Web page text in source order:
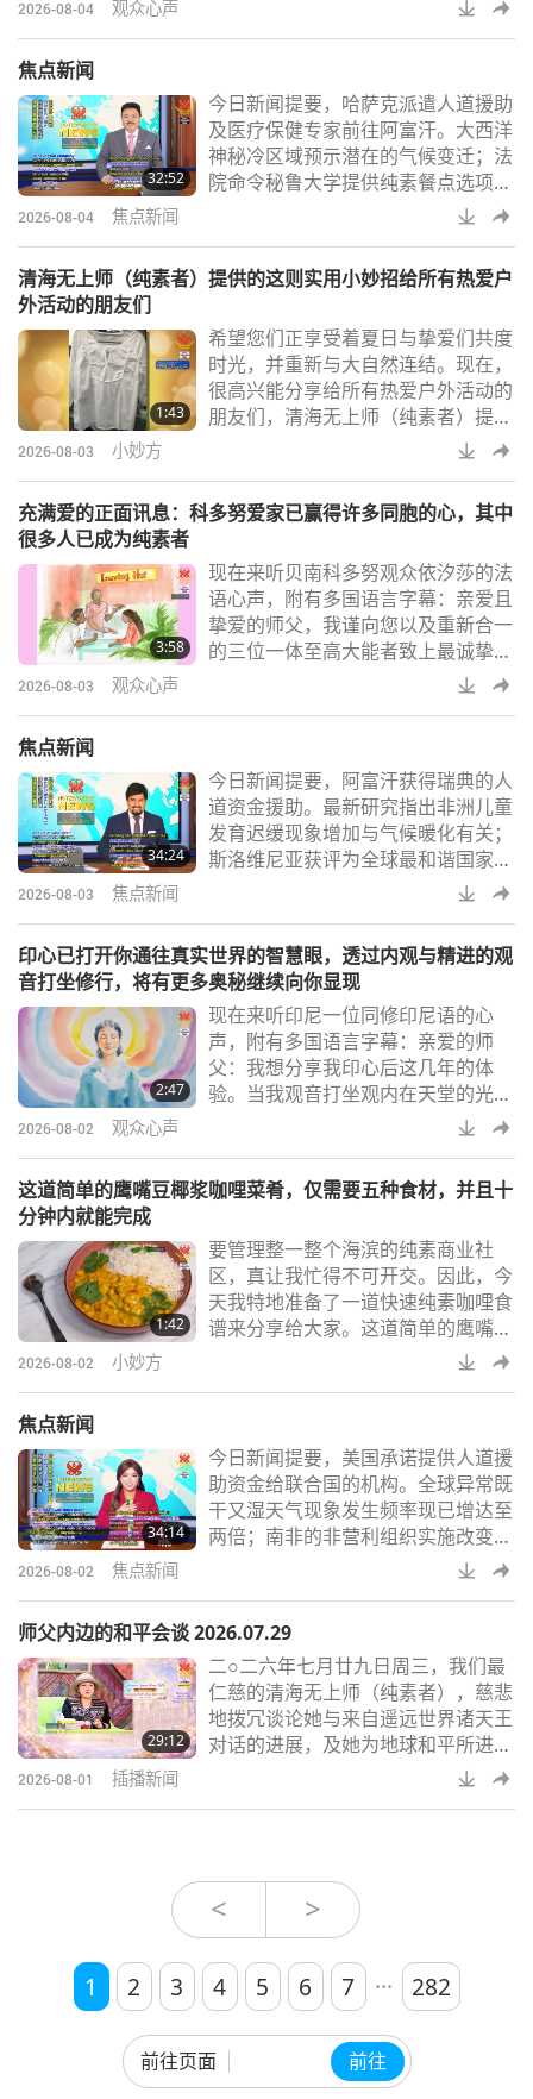
这篇叙述采用第三人称视角，因为故
事中的这位同修师姊仅是上帝恩典的
谦卑工具。她诚心祈祷，愿任何一丝
我执痕迹都能被彻底清除。在获得学
2026-08-04 观众心声
焦点新闻
32:52
今日新闻提要，哈萨克派遣人道援助
及医疗保健专家前往阿富汗。大西洋
神秘冷区域预示潜在的气候变迁；法
院命令秘鲁大学提供纯素餐点选项；
克罗埃西亚新设行动医疗站以服务偏
帮助视障人士；首座义大利城市加入
全球纯素倡议；暨纽西兰珍稀的长尾
方教您如何去除衣物上的防晒乳污
渍。首先，吸除布料上残留的防晒
乳。接着将去油的洗碗精直接涂抹在
污渍上。用手指或软毛
2026-08-04 焦点新闻
清海无上师（纯素者）提供的这则实用小妙招给所有热爱户
外活动的朋友们
1:43
希望您们正享受着夏日与挚爱们共度
时光，并重新与大自然连结。现在，
很高兴能分享给所有热爱户外活动的
朋友们，清海无上师（纯素者）提供
的这则实用小妙招：「可爱的天使
做许多准备。你们可能没太多时间准
备>这里提供一个小建议：如果你的
包，当你需要穿它时，却发现它皱巴
巴的，不适合在特别场合穿，而且帐
篷里也没有熨斗！！别惊慌，只需将
衬衫平铺在平坦
2026-08-03 小妙方
充满爱的正面讯息：科多努爱家已赢得许多同胞的心，其中
很多人已成为纯素者
3:58
现在来听贝南科多努观众依汐莎的法
语心声，附有多国语言字幕：亲爱且
挚爱的师父，我谨向您以及重新合一
的三位一体至高大能者致上最诚挚的
问候。我也向出色的无上师电视台团
具。自二○二一年起，我们开设新的
纯素餐厅「科多努爱家」以来，至今
已逾五年，一切都进展得非常顺利。
师父全天候协助我们完成这项崇高使
2026-08-03 观众心声
焦点新闻
34:24
今日新闻提要，阿富汗获得瑞典的人
道资金援助。最新研究指出非洲儿童
发育迟缓现象增加与气候暖化有关；
斯洛维尼亚获评为全球最和谐国家之
一；西班牙城市加强对年长居民的支
慧驱动的系统，用以保护农作物与野
生动物；美国有机纯素零食制造商扩
大永续营运规模；暨在土耳其一处已
复育的湖泊中数千名红鹳幼雏破壳而
出。希望您们正享受着夏日与挚爱们
共度时光，并重新与大自然连结。现
在，很高兴能分享
2026-08-03 焦点新闻
印心已打开你通往真实世界的智慧眼，透过内观与精进的观
音打坐修行，将有更多奥秘继续向你显现
2:47
现在来听印尼一位同修印尼语的心
声，附有多国语言字幕：亲爱的师
父：我想分享我印心后这几年的体
验。当我观音打坐观内在天堂的光
时，我像往常一样持诵圣号。几分钟
方。周围的一切都在轻柔地振动。我
继续持诵圣号。然而，奇妙的是，为
音（师父的振动力），明明是我在持
诵圣号啊。我打坐结束后，才明白为
什么在印心时告诉我们，圣号唯有在
师父的允许下，传授给印心
2026-08-02 观众心声
这道简单的鹰嘴豆椰浆咖哩菜肴，仅需要五种食材，并且十
分钟内就能完成
1:42
要管理整一整个海滨的纯素商业社
区，真让我忙得不可开交。因此，今
天我特地准备了一道快速纯素咖哩食
谱来分享给大家。这道简单的鹰嘴豆
椰浆咖哩菜肴仅需要五种食材，并且
候，先将两汤匙咖哩酱（或粉）和四
百克（一罐）沥干水分的鹰嘴豆放入
平底锅中，以小火轻轻翻炒一至两分
钟。加入两百卅克切块番茄和廿五克
2026-08-02 小妙方
焦点新闻
34:14
今日新闻提要，美国承诺提供人道援
助资金给联合国的机构。全球异常既
干又湿天气现象发生频率现已增达至
两倍；南非的非营利组织实施改变生
命的手术为孩童带来了希望；澳洲设
救；更多欧洲国家报告纯素食品销售
量显著增长；暨加拿大获救乌鸦族人
家族献上暖人心扉的礼物回报善良的
救援者。要管理整一整个海滨的纯素
商业社区，真让我忙得不可开交。因
2026-08-02 焦点新闻
师父内边的和平会谈 2026.07.29
29:12
二○二六年七月廿九日周三，我们最
仁慈的清海无上师（纯素者），慈悲
地拨冗谈论她与来自遥远世界诸天王
对话的进展，及她为地球和平所进行
2026-08-01 插播新闻
< >
1 2 3 4 5 6 7 ... 282
前往页面 前往